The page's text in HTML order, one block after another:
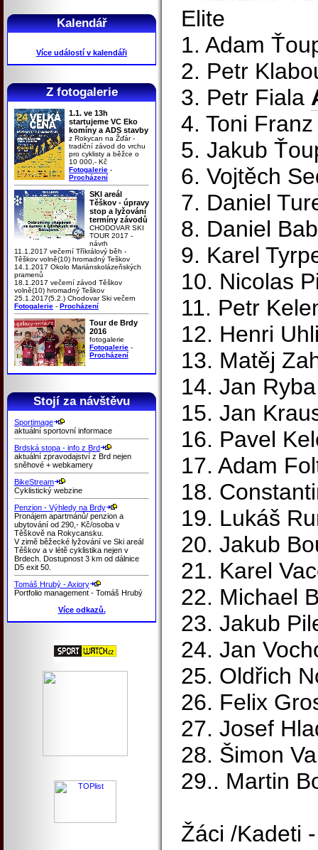
Kalendář
Více událostí v kalendáři
Z fotogalerie
1.1. ve 13h
startujeme VC Eko
komíny a ADS stavby
z Rokycan na Žďár -
tradiční závod do vrchu
pro cyklisty a běžce o
10 000,- Kč
Fotogalerie -
Procházení
SKI areál
Těškov - úpravy
stop a lyžování
termíny závodů
CHODOVAR SKI
TOUR 2017 -
návrh
11.1.2017 večerní Tříkrálový běh -
Těškov volně(10) hromadný Teškov
14.1.2017 Okolo Mariánskolázeňských
pramenů
18.1.2017 večerní závod Těškov
volně(10) hromadný Teškov
25.1.2017(5.2.) Chodovar Ski večern
Fotogalerie - Procházení
Tour de Brdy
2016
fotogalerie
Fotogalerie -
Procházení
Stojí za návštěvu
Sportimage
aktuální sportovní informace
Brdská stopa - info z Brd
aktuální zpravodajství z Brd nejen
sněhové + webkamery
BikeStream
Cyklistický webzine
Penzion - Výhledy na Brdy
Pronájem apartmánů/ penzion a
ubytování od 290,- Kč/osoba v
Těškově na Rokycansku.
V zimě běžecké lyžování ve Ski areál
Těškov a v létě cyklistika nejen v
Brdech. Dostupnost 3 km od dálnice
D5 exit 50.
Tomáš Hrubý - Axiory
Portfolio management - Tomáš Hrubý
Více odkazů.
Elite
1. Adam
2. Petr
3. Petr Fiala
4. Toni
5. Jakub
6. Vojtěch
7. Daniel
8. Daniel
9. Karel
10. Nicolas
11. Petr
12. Henri
13. Matěj
14. Jan
15. Jan
16. Pavel
17. Adam
18.
19. Lukáš
20. Jakub
21. Karel
22. Michael
23. Jakub
24. Jan
25. Oldřich
26. Felix
27. Josef
28. Šimon
29.. Martin
Žáci /Kadeti